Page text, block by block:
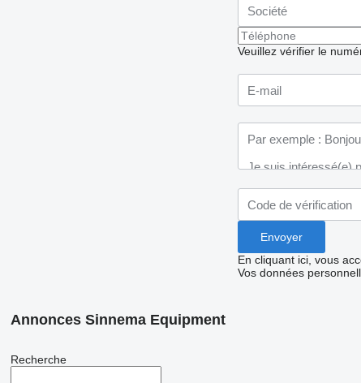
Veuillez vérifier le
En cliquant ici, vous
Vos données
Annonces Sinnema Equipment
Recherche